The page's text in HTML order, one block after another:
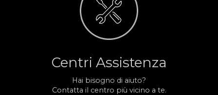
Centri Assistenza
Hai bisogno di aiuto?
Contatta il centro più vicino a te.